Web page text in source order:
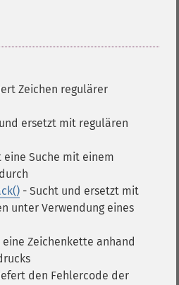
Zeichen regulärer
ersetzt mit regulären
eine Suche mit einem
- Sucht und ersetzt mit
unter Verwendung eines
eine Zeichenkette anhand
den Fehlercode der